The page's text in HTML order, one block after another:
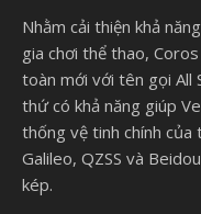
Nhằm cải thiện khả
gia chơi thể thao,
toàn mới với tên gọi All
thứ có khả năng giúp
thống vệ tinh chính của
Galileo, QZSS và
kép.